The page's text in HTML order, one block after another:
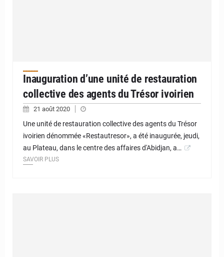
Inauguration d’une unité de restauration
collective des agents du Trésor ivoirien
21 août 2020
Une unité de restauration collective des agents du Trésor
ivoirien dénommée «Restautresor», a été inaugurée, jeudi,
au Plateau, dans le centre des affaires d'Abidjan, a…
SAVOIR PLUS